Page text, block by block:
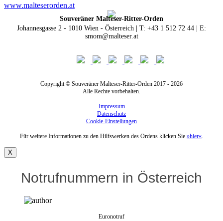
www.malteserorden.at
Souveräner Malteser-Ritter-Orden
Johannesgasse 2 - 1010 Wien - Österreich | T: +43 1 512 72 44 | E:
smom@malteser.at
Copyright © Souveräner Malteser-Ritter-Orden 2017 - 2026
Alle Rechte vorbehalten.
Impressum
Datenschutz
Cookie-Einstellungen
Für weitere Informationen zu den Hilfswerken des Ordens klicken Sie »hier«.
X
Notrufnummern in Österreich
Euronotruf